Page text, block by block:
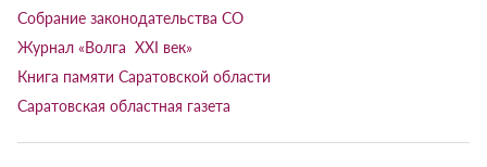
Собрание законодательства СО
Журнал «Волга XXI век»
Книга памяти Саратовской области
Саратовская областная газета